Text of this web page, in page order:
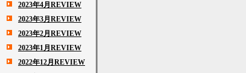
2023年4月REVIEW
2023年3月REVIEW
2023年2月REVIEW
2023年1月REVIEW
2022年12月REVIEW